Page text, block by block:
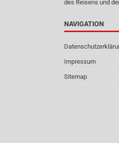
des Reisens und
NAVIGATION
Impressum
Sitemap